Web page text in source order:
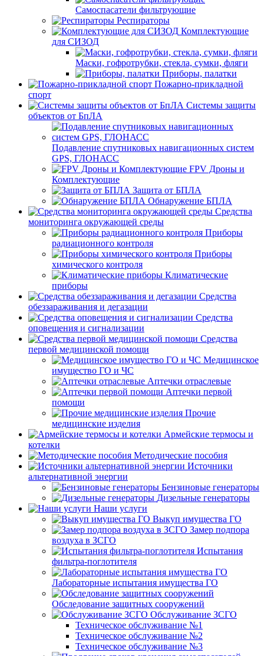
Самоспасатели фильтрующие
Респираторы
Комплектующие
для СИЗОД
Маски, гофротрубки, стекла, сумки, фляги
Приборы, палатки
Пожарно-прикладной
спорт
Системы защиты
объектов от БпЛА
Подавление спутниковых навигационных систем
GPS, ГЛОНАСС
FPV Дроны и
Комплектующие
Защита от БПЛА
Обнаружение БПЛА
Средства
мониторинга окружающей среды
Приборы
радиационного контроля
Приборы
химического контроля
Климатические
приборы
Средства
обеззараживания и дегазации
Средства
оповещения и сигнализации
Средства
первой медицинской помощи
Медицинское
имущество ГО и ЧС
Аптечки отраслевые
Аптечки первой
помощи
Прочие
медицинские изделия
Армейские термосы и
котелки
Методические пособия
Источники
альтернативной энергии
Бензиновые генераторы
Дизельные генераторы
Наши услуги
Выкуп имущества ГО
Замер подпора
воздуха в ЗСГО
Испытания
фильтра-поглотителя
Лабораторные испытания имущества ГО
Обследование защитных сооружений
Обслуживание ЗСГО
Техническое обслуживание №1
Техническое обслуживание №2
Техническое обслуживание №3